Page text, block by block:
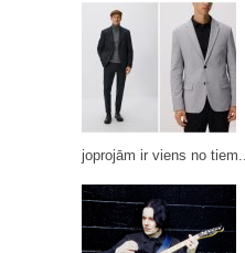
joprojām ir viens no tiem...